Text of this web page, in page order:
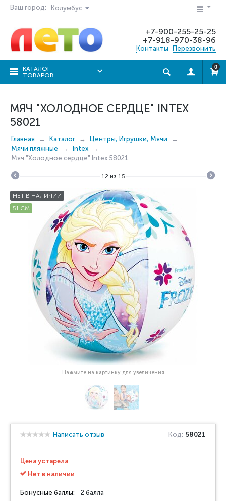
Ваш город: Колумбус
+7-900-255-25-25
+7-918-970-38-96
Контакты Перезвонить
КАТАЛОГ
ТОВАРОВ
0
МЯЧ "ХОЛОДНОЕ СЕРДЦЕ" INTEX
58021
Главная Каталог
Центры, Игрушки, Мячи
Мячи пляжные
Intex
Мяч "Холодное сердце" Intex 58021
12 из 15
НЕТ В НАЛИЧИИ
51 СМ
Нажмите на картинку для увеличения
Написать отзыв Код: 58021
Цена устарела
Нет в наличии
Бонусные баллы: 2 балла